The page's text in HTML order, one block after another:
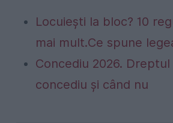
Locuiești la bloc? 10
mai mult.Ce spune
Concediu 2026.
concediu și când nu